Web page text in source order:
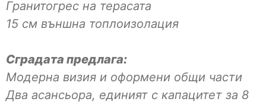
Гранитогрес на терасата
15 см външна топлоизолация
Сградата предлага:
Модерна визия и оформени общи части
Два асансьора, единият с капацитет за 8